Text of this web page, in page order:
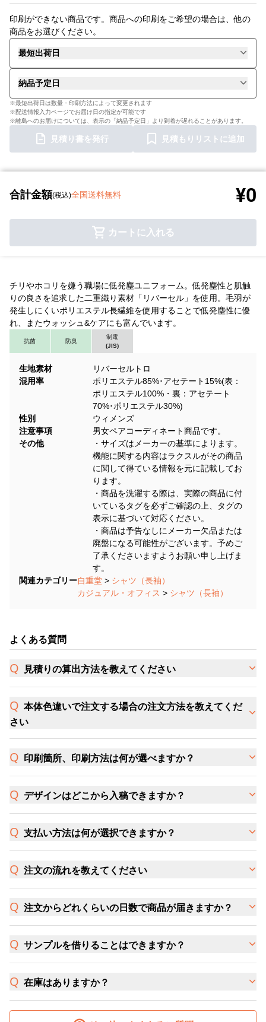
印刷ができない商品です。商品への印刷をご希望の場合は、他の
商品をお選びください。
最短出荷日
納品予定日
※最短出荷日は数量・印刷方法によって変更されます
※配送情報入力ページでお届け日の指定が可能です
※離島へのお届けについては、表示の「納品予定日」より到着が遅れることがあります。
見積り書を発行 見積もりリストに追加
合計金額(税込)全国送料無料 ¥0
カートに入れる
チリやホコリを嫌う職場に低発塵ユニフォーム。低発塵性と肌触
りの良さを追求した二重織り素材「リバーセル」を使用。毛羽が
発生しにくいポリエステル長繊維を使用することで低発塵性に優
れ、またウォッシュ&ケアにも富んでいます。
抗菌 防臭
制電
(JIS)
生地素材
リバーセルトロ
混用率
ポリエステル85%･アセテート15%(表：
ポリエステル100%・裏：アセテート
70%･ポリエステル30%)
性別
ウィメンズ
注意事項
男女ペアコーディネート商品です。
その他
・サイズはメーカーの基準によります。
機能に関する内容はラクスルがその商品
に関して得ている情報を元に記載してお
ります。
・商品を洗濯する際は、実際の商品に付
いているタグを必ずご確認の上、タグの
表示に基づいて対応ください。
・商品は予告なしにメーカー欠品または
廃盤になる可能性がございます。予めご
了承くださいますようお願い申し上げま
す。
関連カテゴリー自重堂 > シャツ（長袖）
カジュアル・オフィス > シャツ（長袖）
よくある質問
見積りの算出方法を教えてください
本体色違いで注文する場合の注文方法を教えてくだ
さい
印刷箇所、印刷方法は何が選べますか？
デザインはどこから入稿できますか？
支払い方法は何が選択できますか？
注文の流れを教えてください
注文からどれくらいの日数で商品が届きますか？
サンプルを借りることはできますか？
在庫はありますか？